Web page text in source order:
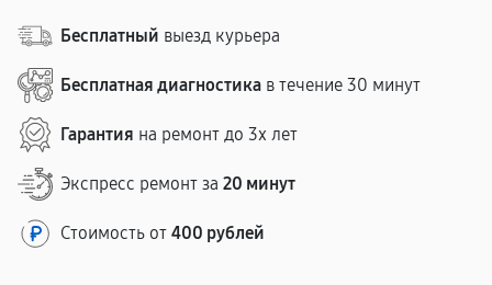
Бесплатный выезд курьера
Бесплатная диагностика в течение 30 минут
Гарантия на ремонт до 3х лет
Экспресс ремонт за 20 минут
Стоимость от 400 рублей